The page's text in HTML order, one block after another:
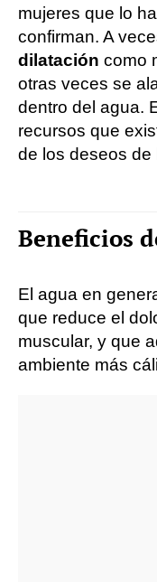
mujeres que lo
confirman. A
dilatación como
otras veces se
dentro del agua.
recursos que
de los deseos de
Beneficios
El agua en
que reduce el
muscular, y que
ambiente más